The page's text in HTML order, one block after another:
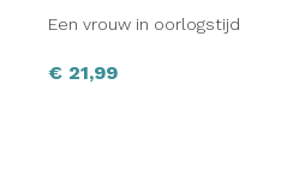
Een vrouw in oorlogstijd
€ 21,99